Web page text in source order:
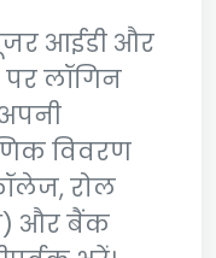
आईडी और
पर लॉगिन
विवरण
रोल
और बैंक